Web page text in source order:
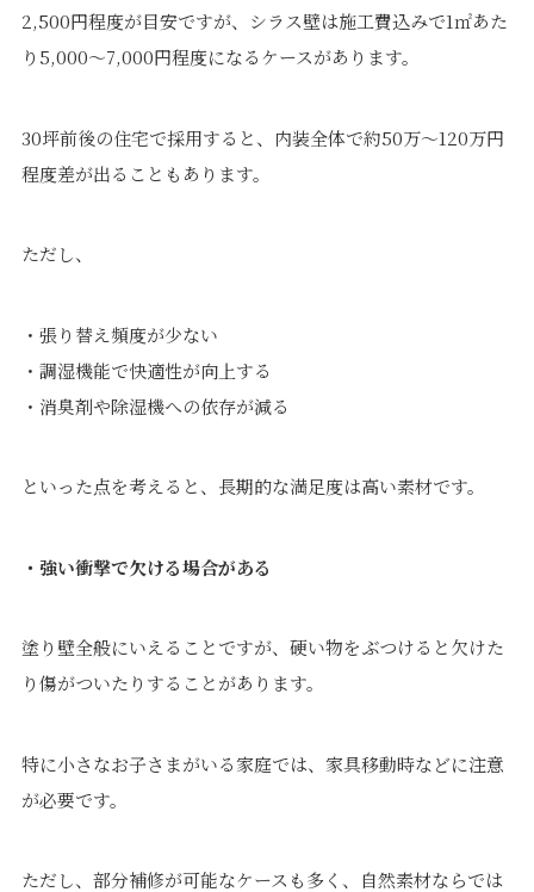
2,500円程度が目安ですが、シラス壁は施工費込みで1㎡あた
り5,000〜7,000円程度になるケースがあります。
30坪前後の住宅で採用すると、内装全体で約50万〜120万円
程度差が出ることもあります。
ただし、
・張り替え頻度が少ない
・調湿機能で快適性が向上する
・消臭剤や除湿機への依存が減る
といった点を考えると、長期的な満足度は高い素材です。
・強い衝撃で欠ける場合がある
塗り壁全般にいえることですが、硬い物をぶつけると欠けた
り傷がついたりすることがあります。
特に小さなお子さまがいる家庭では、家具移動時などに注意
が必要です。
ただし、部分補修が可能なケースも多く、自然素材ならでは